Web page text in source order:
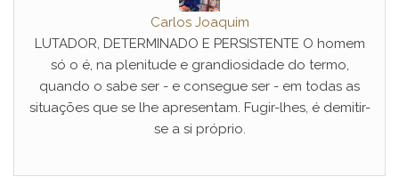
Carlos Joaquim
LUTADOR, DETERMINADO E PERSISTENTE O homem
só o é, na plenitude e grandiosidade do termo,
quando o sabe ser - e consegue ser - em todas as
situações que se lhe apresentam. Fugir-lhes, é demitir-
se a si próprio.